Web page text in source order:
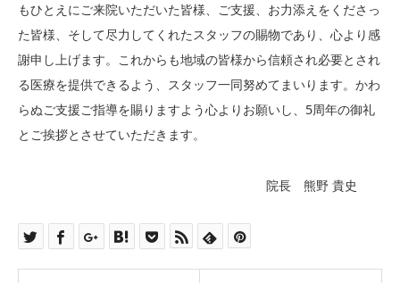
もひとえにご来院いただいた皆様、ご支援、お力添えをくださっ
た皆様、そして尽力してくれたスタッフの賜物であり、心より感
謝申し上げます。これからも地域の皆様から信頼され必要とされ
る医療を提供できるよう、スタッフ一同努めてまいります。かわ
らぬご支援ご指導を賜りますよう心よりお願いし、5周年の御礼
とご挨拶とさせていただきます。
院長 熊野 貴史
アクセス
診療時間
月
火 水 木 金 土
日
午前 9：00 − 12：30
午後 14：00 − 19：00
○
○ ○ 休 ○
【 休診 】